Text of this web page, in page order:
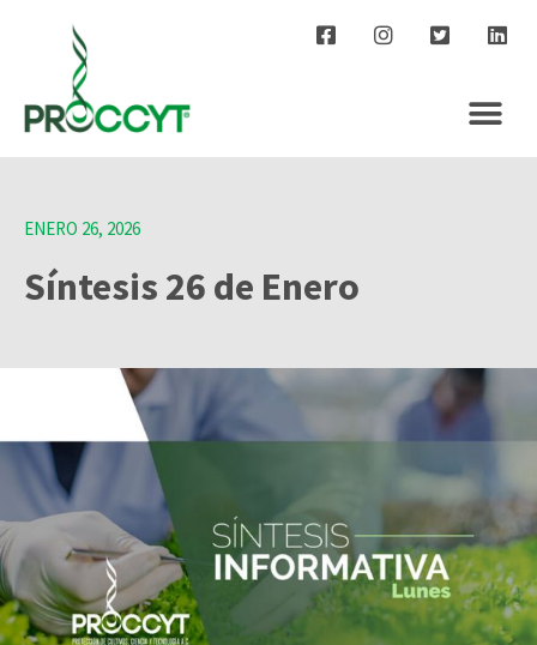
ENERO 26, 2026
Síntesis 26 de Enero